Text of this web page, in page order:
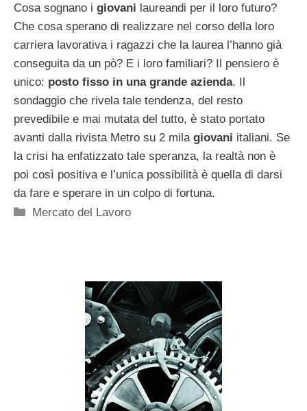
Cosa sognano i giovani laureandi per il loro futuro?
Che cosa sperano di realizzare nel corso della loro
carriera lavorativa i ragazzi che la laurea l’hanno già
conseguita da un pò? E i loro familiari? Il pensiero è
unico: posto fisso in una grande azienda. Il
sondaggio che rivela tale tendenza, del resto
prevedibile e mai mutata del tutto, è stato portato
avanti dalla rivista Metro su 2 mila giovani italiani. Se
la crisi ha enfatizzato tale speranza, la realtà non è
poi così positiva e l’unica possibilità è quella di darsi
da fare e sperare in un colpo di fortuna.
Categorie
Mercato del Lavoro